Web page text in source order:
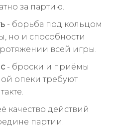
за партию.
- борьба под кольцом
но и способности
всей игры.
- броски и приёмы
опеки требуют
качество действий
партии.